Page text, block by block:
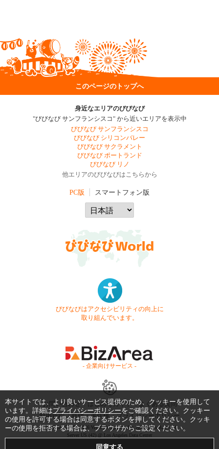
このページのトップへ
身近なエリアのびびなび
"びびなび サンフランシスコ" から近いエリアを表示中
びびなび サンフランシスコ
びびなび シリコンバレー
びびなび サクラメント
びびなび ポートランド
びびなび リノ
他エリアのびびなびはこちらから
PC版 スマートフォン版
びびなびはアクセシビリティの向上に
取り組んでいます。
- 企業向けサービス -
お問い合わせ はじめてガイド
よくある質問
利用規約
商標・著作権 プライバシーポリシー
Copyright © 1999-2026 Vivid Navigation, Inc. All Rights Reserved.
Server US (42) @ Los Angeles Data Center
本サイトでは、より良いサービス提供のため、クッキーを使用して
います。詳細はプライバシーポリシーをご確認ください。クッキー
の使用を許可する場合は同意するボタンを押してください。クッキ
ーの使用を拒否する場合は、ブラウザからご設定ください。